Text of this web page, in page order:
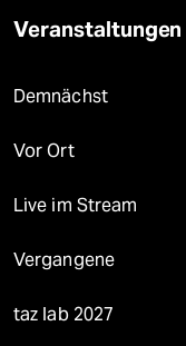
Veranstaltungen
Demnächst
Vor Ort
Live im Stream
Vergangene
taz lab 2027